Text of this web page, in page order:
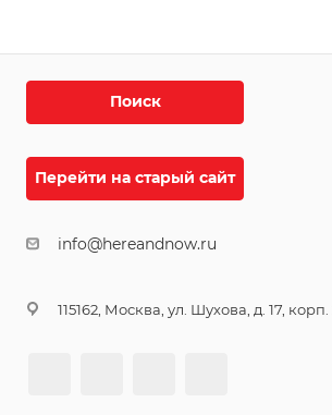
Поиск
Перейти на старый сайт
info@hereandnow.ru
115162, Москва, ул. Шухова, д. 17, корп.